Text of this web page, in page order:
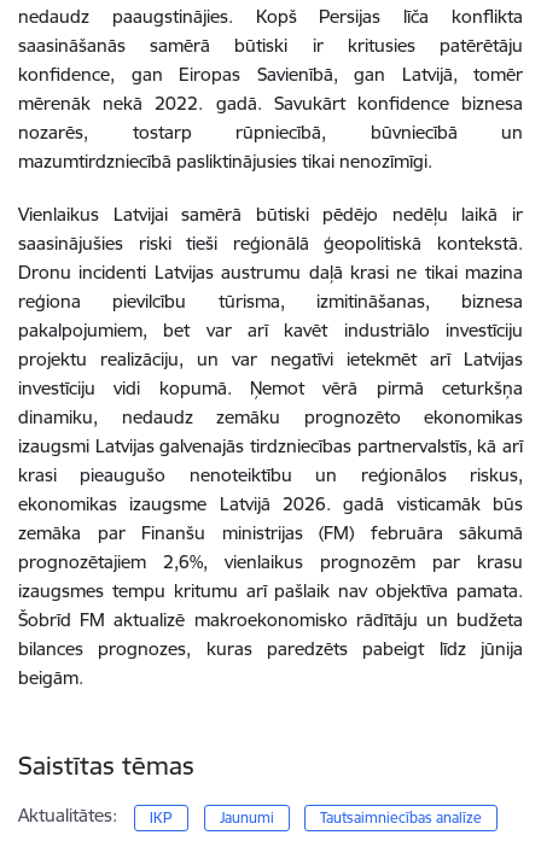
nedaudz paaugstinājies. Kopš Persijas līča konflikta
saasināšanās samērā būtiski ir kritusies patērētāju
konfidence, gan Eiropas Savienībā, gan Latvijā, tomēr
mērenāk nekā 2022. gadā. Savukārt konfidence biznesa
nozarēs, tostarp rūpniecībā, būvniecībā un
mazumtirdzniecībā pasliktinājusies tikai nenozīmīgi.
Vienlaikus Latvijai samērā būtiski pēdējo nedēļu laikā ir
saasinājušies riski tieši reģionālā ģeopolitiskā kontekstā.
Dronu incidenti Latvijas austrumu daļā krasi ne tikai mazina
reģiona pievilcību tūrisma, izmitināšanas, biznesa
pakalpojumiem, bet var arī kavēt industriālo investīciju
projektu realizāciju, un var negatīvi ietekmēt arī Latvijas
investīciju vidi kopumā. Ņemot vērā pirmā ceturkšņa
dinamiku, nedaudz zemāku prognozēto ekonomikas
izaugsmi Latvijas galvenajās tirdzniecības partnervalstīs, kā arī
krasi pieaugušo nenoteiktību un reģionālos riskus,
ekonomikas izaugsme Latvijā 2026. gadā visticamāk būs
zemāka par Finanšu ministrijas (FM) februāra sākumā
prognozētajiem 2,6%, vienlaikus prognozēm par krasu
izaugsmes tempu kritumu arī pašlaik nav objektīva pamata.
Šobrīd FM aktualizē makroekonomisko rādītāju un budžeta
bilances prognozes, kuras paredzēts pabeigt līdz jūnija
beigām.
Saistītas tēmas
Aktualitātes: IKP Jaunumi Tautsaimniecības analīze